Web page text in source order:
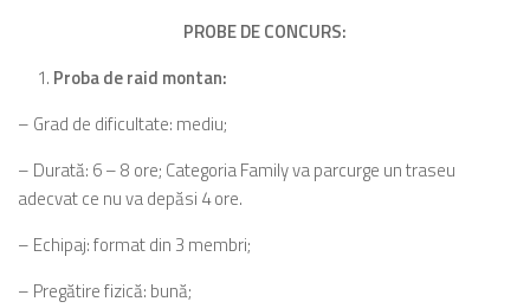
PROBE DE CONCURS:
Proba de raid montan:
– Grad de dificultate: mediu;
– Durată: 6 – 8 ore; Categoria Family va parcurge un traseu
adecvat ce nu va depăsi 4 ore.
– Echipaj: format din 3 membri;
– Pregătire fizică: bună;